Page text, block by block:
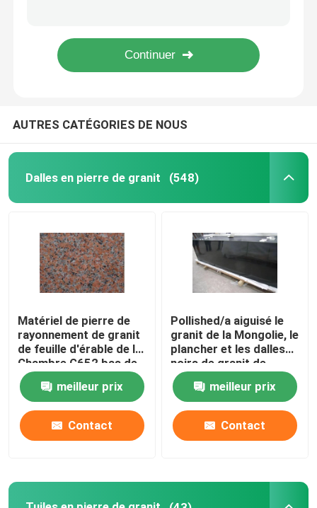
Tuiles en pierre de granit
Pierre flambée de granit
Dalle en pierre de marbre
pierre de marbre blanche
marbre en bois de veine
Dalle d'onyx de jade
Pierre de quartz artificiel
Pierre artificielle de culture
AUTRES CATÉGORIES DE NOUS
Dalles en pierre de granit (548)
Matériel de pierre de
rayonnement de granit
de feuille d'érable de la
Chambre G652 bas de
dalles rouges de pierre
meilleur prix
Contact
Pollished/a aiguisé le
granit de la Mongolie, le
plancher et les dalles
noirs de granit de
décor
meilleur prix
Contact